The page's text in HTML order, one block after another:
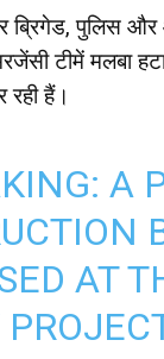
ब्रिगेड, पुलिस और
टीमें मलबा
हैं।
A
AT